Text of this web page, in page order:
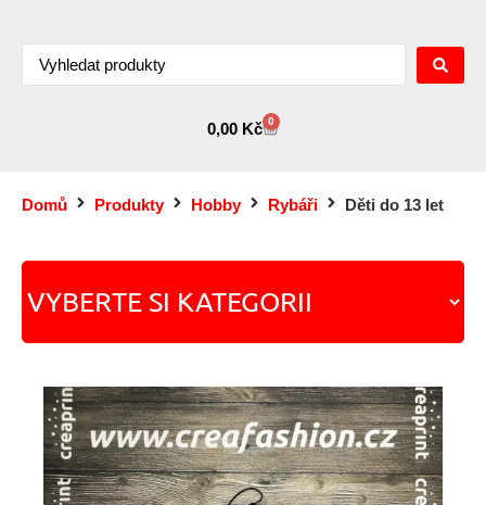
0,00 Kč 0
Domů Produkty Hobby Rybáři Děti do 13 let